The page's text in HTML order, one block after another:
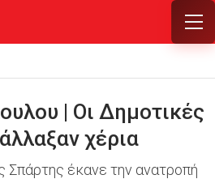
| Οι Δημοτικές
χέρια
έκανε την ανατροπή